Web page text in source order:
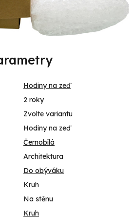
Hodiny na zeď
2 roky
Zvolte variantu
Hodiny na zeď
Černobílá
Architektura
Do obýváku
Kruh
Na stěnu
Kruh